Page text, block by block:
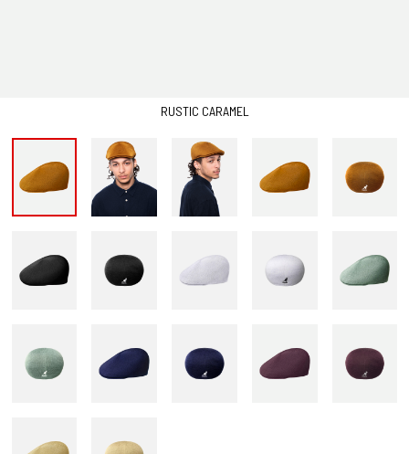
RUSTIC CARAMEL